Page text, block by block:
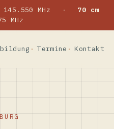
MHz ·
70 cm
MHz
Termine Kontakt